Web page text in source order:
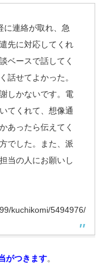
に連絡が取れ、急
先に対応してくれ
ベースで話してく
話せてよかった。
しかないです。電
てくれて、想像通
あったら伝えてく
でした。また、派
当の人にお願いし
kuchikomi/5494976/
がつきます。